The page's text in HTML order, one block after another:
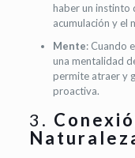
haber un instinto
acumulación y el
Mente: Cuando
una mentalidad
permite atraer y
proactiva.
3.